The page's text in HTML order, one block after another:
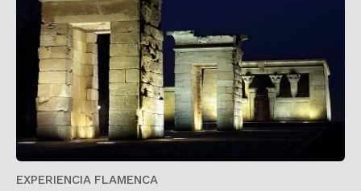
EXPERIENCIA FLAMENCA